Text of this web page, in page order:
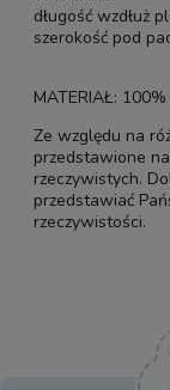
długość wzdłuż
szerokość pod
MATERIAŁ:
Ze względu na
przedstawione
rzeczywistych.
przedstawiać
rzeczywistości.